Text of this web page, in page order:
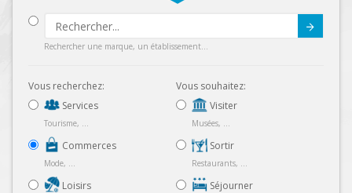
Rechercher une marque, un établissement...
Vous recherchez:
Services
Tourisme, ...
Commerces
Mode, ...
Loisirs
Vous souhaitez:
Visiter
Musées, ...
Sortir
Restaurants, ...
Séjourner